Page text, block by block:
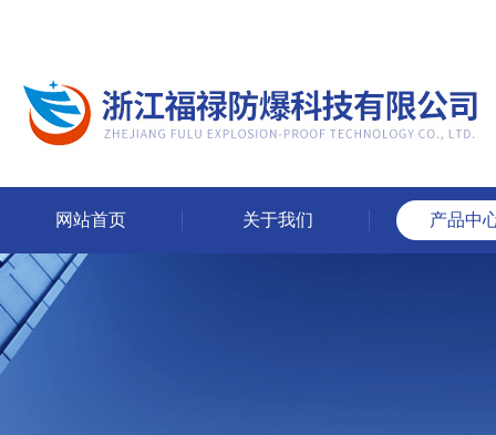
网站首页 关于我们 产品中